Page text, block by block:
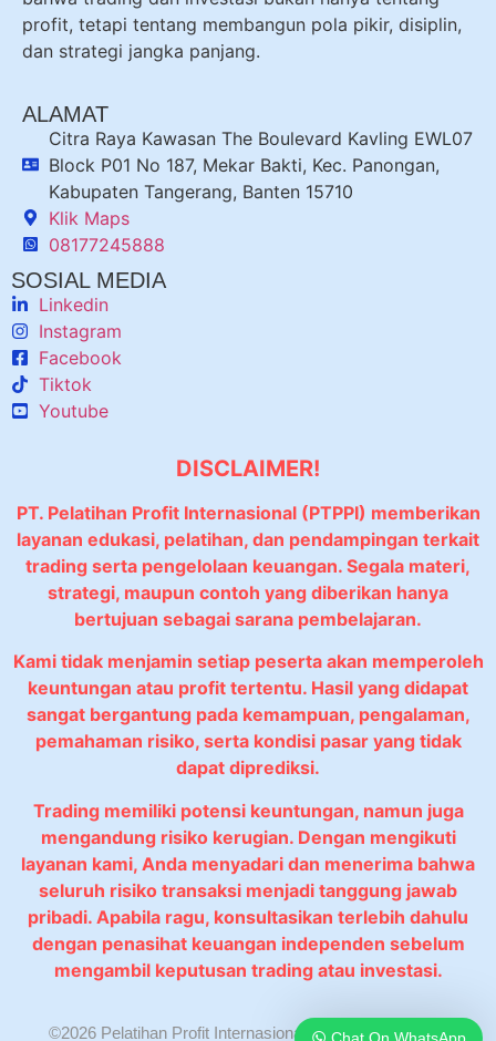
profit, tetapi tentang membangun pola pikir, disiplin,
dan strategi jangka panjang.
ALAMAT
Citra Raya Kawasan The Boulevard Kavling EWL07
Block P01 No 187, Mekar Bakti, Kec. Panongan,
Kabupaten Tangerang, Banten 15710
Klik Maps
08177245888
SOSIAL MEDIA
Linkedin
Instagram
Facebook
Tiktok
Youtube
DISCLAIMER!
PT. Pelatihan Profit Internasional (PTPPI) memberikan
layanan edukasi, pelatihan, dan pendampingan terkait
trading serta pengelolaan keuangan. Segala materi,
strategi, maupun contoh yang diberikan hanya
bertujuan sebagai sarana pembelajaran.
Kami tidak menjamin setiap peserta akan memperoleh
keuntungan atau profit tertentu. Hasil yang didapat
sangat bergantung pada kemampuan, pengalaman,
pemahaman risiko, serta kondisi pasar yang tidak
dapat diprediksi.
Trading memiliki potensi keuntungan, namun juga
mengandung risiko kerugian. Dengan mengikuti
layanan kami, Anda menyadari dan menerima bahwa
seluruh risiko transaksi menjadi tanggung jawab
pribadi. Apabila ragu, konsultasikan terlebih dahulu
dengan penasihat keuangan independen sebelum
mengambil keputusan trading atau investasi.
©2026 Pelatihan Profit Internasional. All rights reserved.